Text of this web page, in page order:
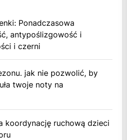
Ponadczasowa
antypoślizgowość i
i czerni
jak nie pozwolić, by
twoje noty na
koordynację ruchową dzieci